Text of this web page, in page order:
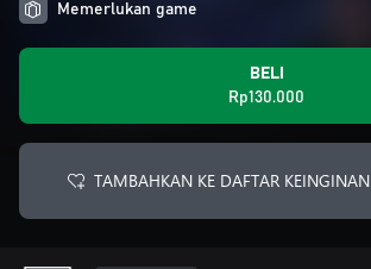
Memerlukan game
BELI
Rp130.000
TAMBAHKAN KE DAFTAR KEINGINAN